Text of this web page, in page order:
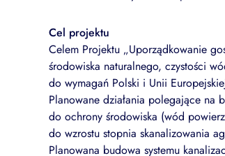
Cel projektu
Celem Projektu „Uporządkowanie
środowiska naturalnego, czystości
do wymagań Polski i Unii
Planowane działania polegające na
do ochrony środowiska (wód
do wzrostu stopnia skanalizowania
Planowana budowa systemu